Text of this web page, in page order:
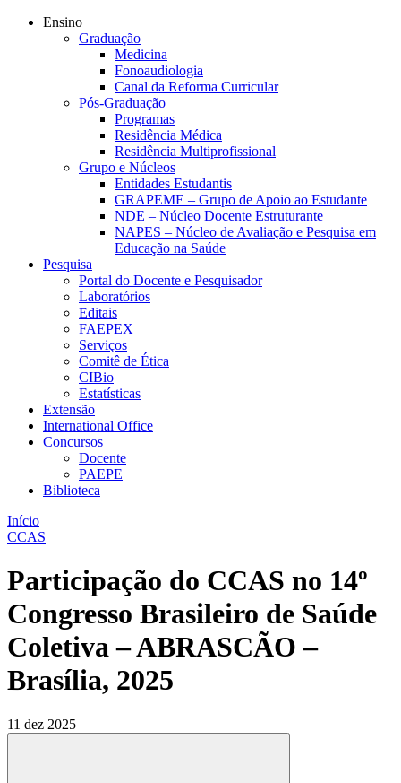
Ensino
Graduação
Medicina
Fonoaudiologia
Canal da Reforma Curricular
Pós-Graduação
Programas
Residência Médica
Residência Multiprofissional
Grupo e Núcleos
Entidades Estudantis
GRAPEME – Grupo de Apoio ao Estudante
NDE – Núcleo Docente Estruturante
NAPES – Núcleo de Avaliação e Pesquisa em
Educação na Saúde
Pesquisa
Portal do Docente e Pesquisador
Laboratórios
Editais
FAEPEX
Serviços
Comitê de Ética
CIBio
Estatísticas
Extensão
International Office
Concursos
Docente
PAEPE
Biblioteca
Início
CCAS
Participação do CCAS no 14º
Congresso Brasileiro de Saúde
Coletiva – ABRASCÃO –
Brasília, 2025
11 dez 2025